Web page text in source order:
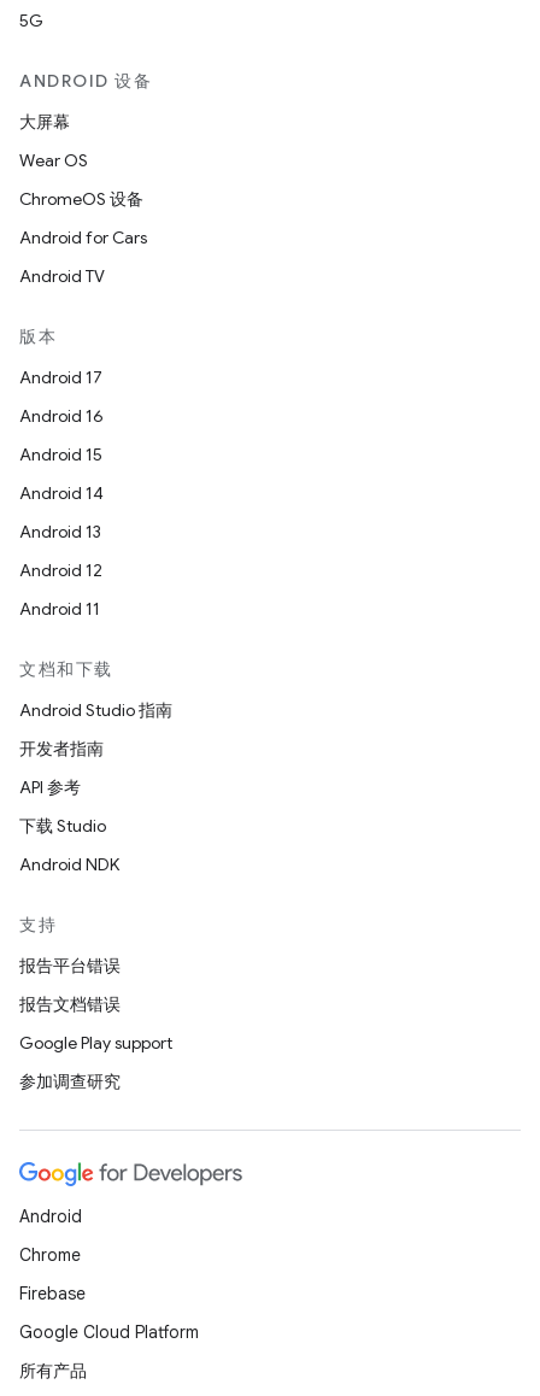
5G
ANDROID 设备
大屏幕
Wear OS
ChromeOS 设备
Android for Cars
Android TV
版本
Android 17
Android 16
Android 15
Android 14
Android 13
Android 12
Android 11
文档和下载
Android Studio 指南
开发者指南
API 参考
下载 Studio
Android NDK
支持
报告平台错误
报告文档错误
Google Play support
参加调查研究
Android
Chrome
Firebase
Google Cloud Platform
所有产品